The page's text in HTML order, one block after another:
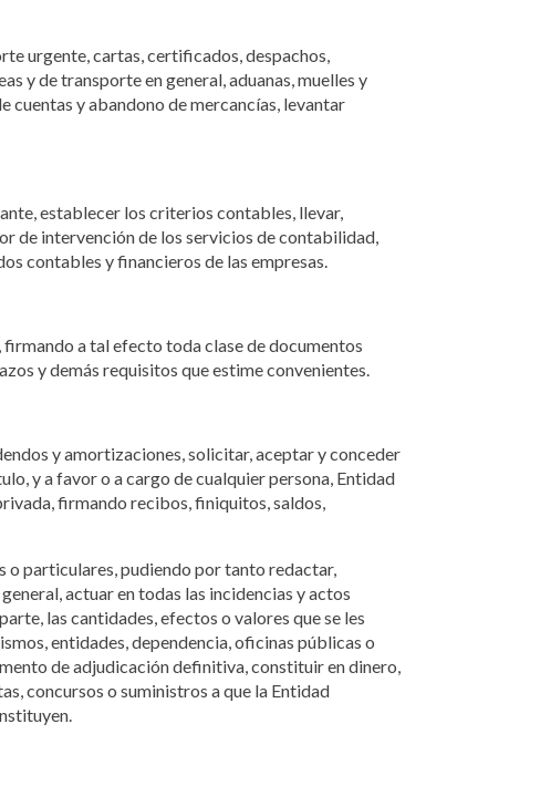
urgente, cartas, certificados, despachos,
y de transporte en general, aduanas, muelles y
cuentas y abandono de mercancías, levantar
establecer los criterios contables, llevar,
de intervención de los servicios de contabilidad,
contables y financieros de las empresas.
a tal efecto toda clase de documentos
y demás requisitos que estime convenientes.
y amortizaciones, solicitar, aceptar y conceder
y a favor o a cargo de cualquier persona, Entidad
firmando recibos, finiquitos, saldos,
o particulares, pudiendo por tanto redactar,
actuar en todas las incidencias y actos
las cantidades, efectos o valores que se les
entidades, dependencia, oficinas públicas o
de adjudicación definitiva, constituir en dinero,
concursos o suministros a que la Entidad